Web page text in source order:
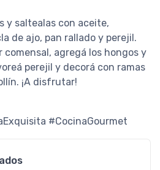
y saltealas con aceite,
de ajo, pan rallado y perejil.
comensal, agregá los hongos y
perejil y decorá con ramas
¡A disfrutar!
#CocinaGourmet
HONGOS PORTO
Pedido #